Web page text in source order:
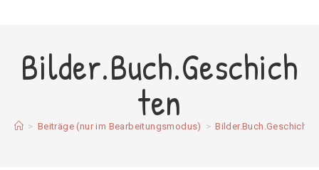
Bilder.Buch.Geschich
ten
> Beiträge (nur im Bearbeitungsmodus) >